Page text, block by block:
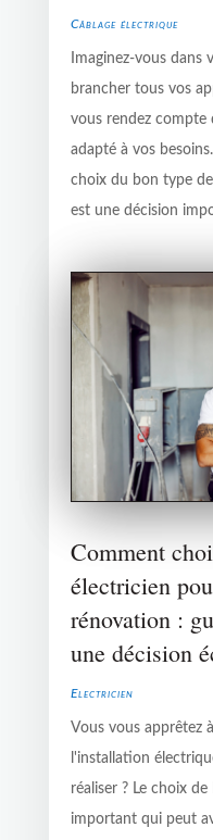
Câblage électrique
Imaginez-vous dans
brancher tous vos
vous rendez compte
adapté à vos
choix du bon type
est une décision
Comment
électricien
rénovation :
une décision
Electricien
Vous vous apprêtez
l'installation
réaliser ? Le choix
important qui peut